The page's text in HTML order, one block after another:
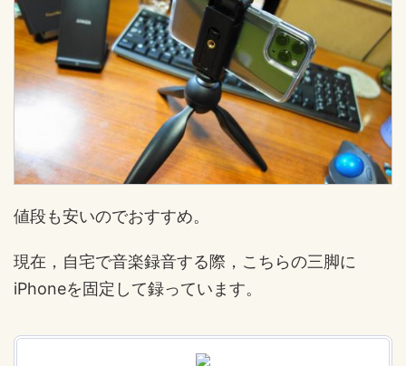
値段も安いのでおすすめ。
現在，自宅で音楽録音する際，こちらの三脚に
iPhoneを固定して録っています。